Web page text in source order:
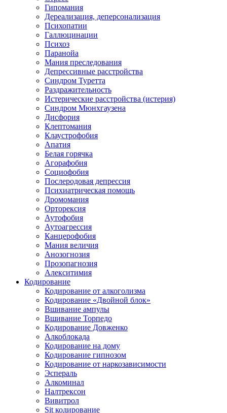
Гипомания
Дереализация, деперсонализация
Психопатии
Галлюцинации
Психоз
Паранойа
Мания преследования
Депрессивные расстройства
Синдром Туретта
Раздражительность
Истерические расстройства (истерия)
Синдром Мюнхгаузена
Дисфория
Клептомания
Клаустрофобия
Апатия
Белая горячка
Агорафобия
Социофобия
Послеродовая депрессия
Психиатрическая помощь
Дромомания
Орторексия
Аутофобия
Аутоагрессия
Канцерофобия
Мания величия
Анозогнозия
Прозопагнозия
Алекситимия
Кодирование
Кодирование от алкоголизма
Кодирование «Двойной блок»
Вшивание ампулы
Вшивание Торпедо
Кодирование Довженко
Алкоблокада
Кодирование на дому
Кодирование гипнозом
Кодирование от наркозависимости
Эспераль
Алкоминал
Налтрексон
Вивитрол
Sit кодирование